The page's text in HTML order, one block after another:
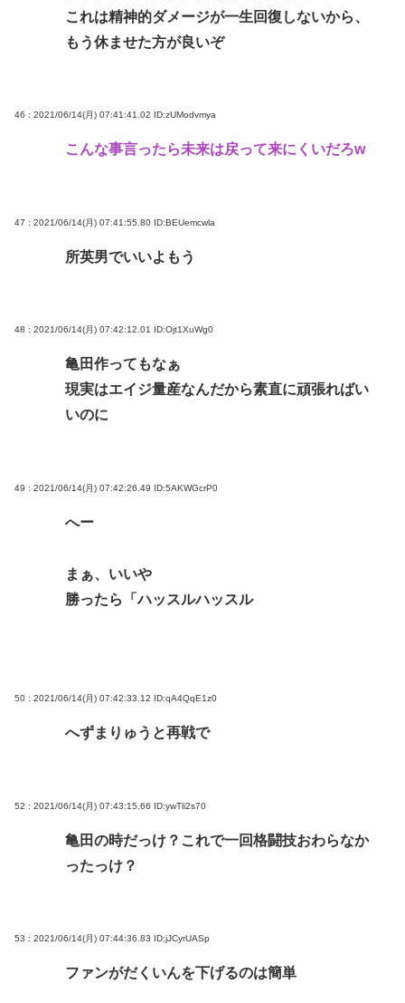
これは精神的ダメージが一生回復しないから、
もう休ませた方が良いぞ
46 : 2021/06/14(月) 07:41:41.02 ID:zUModvmya
こんな事言ったら未来は戻って来にくいだろw
47 : 2021/06/14(月) 07:41:55.80 ID:BEUemcwla
所英男でいいよもう
48 : 2021/06/14(月) 07:42:12.01 ID:Ojt1XuWg0
亀田作ってもなぁ
現実はエイジ量産なんだから素直に頑張ればい
いのに
49 : 2021/06/14(月) 07:42:26.49 ID:5AKWGcrP0
へー
まぁ、いいや
勝ったら「ハッスルハッスル
50 : 2021/06/14(月) 07:42:33.12 ID:qA4QqE1z0
へずまりゅうと再戦で
52 : 2021/06/14(月) 07:43:15.66 ID:ywTli2s70
亀田の時だっけ？これで一回格闘技おわらなか
ったっけ？
53 : 2021/06/14(月) 07:44:36.83 ID:jJCyrUASp
ファンがだくいんを下げるのは簡単